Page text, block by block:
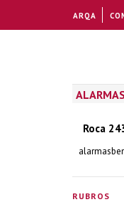
Roca
RUBROS
ARQA